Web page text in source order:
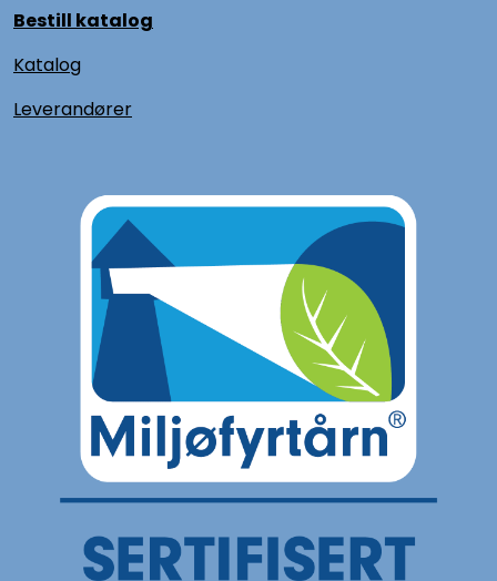
Bestill katalog
Katalog
Leverandører